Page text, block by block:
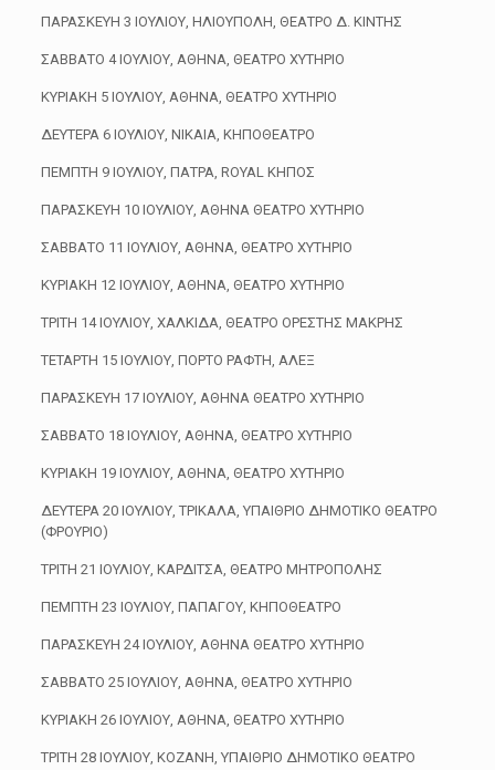
ΠΑΡΑΣΚΕΥΗ 3 ΙΟΥΛΙΟΥ, ΗΛΙΟΥΠΟΛΗ, ΘΕΑΤΡΟ Δ. ΚΙΝΤΗΣ
ΣΑΒΒΑΤΟ 4 ΙΟΥΛΙΟΥ, ΑΘΗΝΑ, ΘΕΑΤΡΟ ΧΥΤΗΡΙΟ
ΚΥΡΙΑΚΗ 5 ΙΟΥΛΙΟΥ, ΑΘΗΝΑ, ΘΕΑΤΡΟ ΧΥΤΗΡΙΟ
ΔΕΥΤΕΡΑ 6 ΙΟΥΛΙΟΥ, ΝΙΚΑΙΑ, ΚΗΠΟΘΕΑΤΡΟ
ΠΕΜΠΤΗ 9 ΙΟΥΛΙΟΥ, ΠΑΤΡΑ, ROYAL ΚΗΠΟΣ
ΠΑΡΑΣΚΕΥΗ 10 ΙΟΥΛΙΟΥ, ΑΘΗΝΑ ΘΕΑΤΡΟ ΧΥΤΗΡΙΟ
ΣΑΒΒΑΤΟ 11 ΙΟΥΛΙΟΥ, ΑΘΗΝΑ, ΘΕΑΤΡΟ ΧΥΤΗΡΙΟ
ΚΥΡΙΑΚΗ 12 ΙΟΥΛΙΟΥ, ΑΘΗΝΑ, ΘΕΑΤΡΟ ΧΥΤΗΡΙΟ
ΤΡΙΤΗ 14 ΙΟΥΛΙΟΥ, ΧΑΛΚΙΔΑ, ΘΕΑΤΡΟ ΟΡΕΣΤΗΣ ΜΑΚΡΗΣ
ΤΕΤΑΡΤΗ 15 ΙΟΥΛΙΟΥ, ΠΟΡΤΟ ΡΑΦΤΗ, ΑΛΕΞ
ΠΑΡΑΣΚΕΥΗ 17 ΙΟΥΛΙΟΥ, ΑΘΗΝΑ ΘΕΑΤΡΟ ΧΥΤΗΡΙΟ
ΣΑΒΒΑΤΟ 18 ΙΟΥΛΙΟΥ, ΑΘΗΝΑ, ΘΕΑΤΡΟ ΧΥΤΗΡΙΟ
ΚΥΡΙΑΚΗ 19 ΙΟΥΛΙΟΥ, ΑΘΗΝΑ, ΘΕΑΤΡΟ ΧΥΤΗΡΙΟ
ΔΕΥΤΕΡΑ 20 ΙΟΥΛΙΟΥ, ΤΡΙΚΑΛΑ, ΥΠΑΙΘΡΙΟ ΔΗΜΟΤΙΚΟ ΘΕΑΤΡΟ
(ΦΡΟΥΡΙΟ)
ΤΡΙΤΗ 21 ΙΟΥΛΙΟΥ, ΚΑΡΔΙΤΣΑ, ΘΕΑΤΡΟ ΜΗΤΡΟΠΟΛΗΣ
ΠΕΜΠΤΗ 23 ΙΟΥΛΙΟΥ, ΠΑΠΑΓΟΥ, ΚΗΠΟΘΕΑΤΡΟ
ΠΑΡΑΣΚΕΥΗ 24 ΙΟΥΛΙΟΥ, ΑΘΗΝΑ ΘΕΑΤΡΟ ΧΥΤΗΡΙΟ
ΣΑΒΒΑΤΟ 25 ΙΟΥΛΙΟΥ, ΑΘΗΝΑ, ΘΕΑΤΡΟ ΧΥΤΗΡΙΟ
ΚΥΡΙΑΚΗ 26 ΙΟΥΛΙΟΥ, ΑΘΗΝΑ, ΘΕΑΤΡΟ ΧΥΤΗΡΙΟ
ΤΡΙΤΗ 28 ΙΟΥΛΙΟΥ, ΚΟΖΑΝΗ, ΥΠΑΙΘΡΙΟ ΔΗΜΟΤΙΚΟ ΘΕΑΤΡΟ